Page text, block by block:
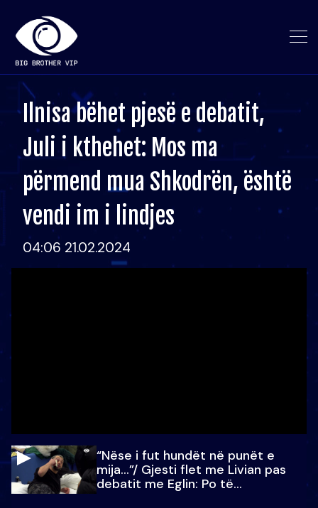
Ilnisa bëhet pjesë e debatit,
Juli i kthehet: Mos ma
përmend mua Shkodrën, është
vendi im i lindjes
04:06 21.02.2024
“Nëse i fut hundët në punët e
mija…”/ Gjesti flet me Livian pas
debatit me Eglin: Po të